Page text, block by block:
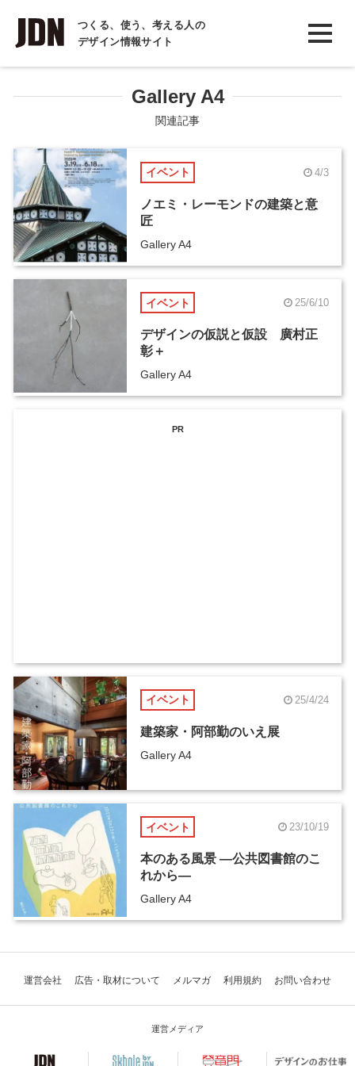
つくる、使う、考える人の
デザイン情報サイト
INTERVIEW
インタビュー
COLUMN
コラム
Gallery A4
関連記事
イベント 4/3
ノエミ・レーモンドの建築と意
匠
Gallery A4
イベント 25/6/10
デザインの仮説と仮設 廣村正
彰＋
Gallery A4
PR
イベント 25/4/24
建築家・阿部勤のいえ展
Gallery A4
イベント 23/10/19
本のある風景 ―公共図書館のこ
れから―
Gallery A4
運営会社 広告・取材について メルマガ 利用規約 お問い合わせ
運営メディア